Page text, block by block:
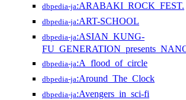
dbpedia-ja:ARABAKI_ROCK_FEST.
dbpedia-ja:ART-SCHOOL
dbpedia-ja:ASIAN_KUNG-
dbpedia-ja:A_flood_of_circle
dbpedia-ja:Around_The_Clock
dbpedia-ja:Avengers_in_sci-fi